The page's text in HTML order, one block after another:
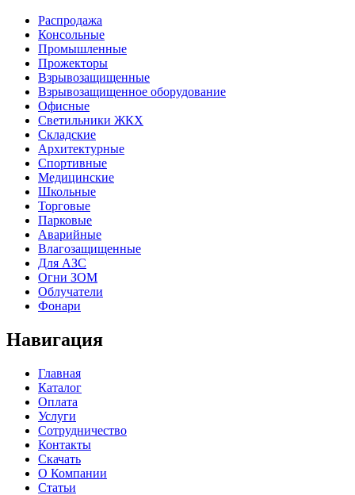
Распродажа
Консольные
Промышленные
Прожекторы
Взрывозащищенные
Взрывозащищенное оборудование
Офисные
Cветильники ЖКХ
Складские
Архитектурные
Спортивные
Медицинские
Школьные
Торговые
Парковые
Аварийные
Влагозащищенные
Для АЗС
Огни ЗОМ
Облучатели
Фонари
Навигация
Главная
Каталог
Оплата
Услуги
Сотрудничество
Контакты
Скачать
О Компании
Статьи